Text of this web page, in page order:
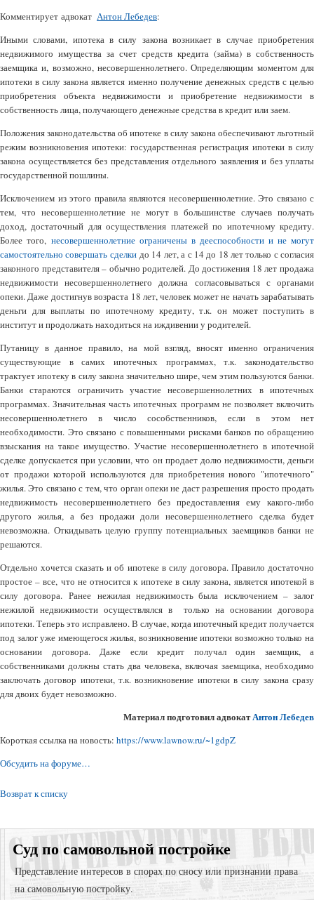
Комментирует адвокат Антон Лебедев:
Иными словами, ипотека в силу закона возникает в случае приобретения
недвижимого имущества за счет средств кредита (займа) в собственность
заемщика и, возможно, несовершеннолетнего. Определяющим моментом для
ипотеки в силу закона является именно получение денежных средств с целью
приобретения объекта недвижимости и приобретение недвижимости в
собственность лица, получающего денежные средства в кредит или заем.
Положения законодательства об ипотеке в силу закона обеспечивают льготный
режим возникновения ипотеки: государственная регистрация ипотеки в силу
закона осуществляется без представления отдельного заявления и без уплаты
государственной пошлины.
Исключением из этого правила являются несовершеннолетние. Это связано с
тем, что несовершеннолетние не могут в большинстве случаев получать
доход, достаточный для осуществления платежей по ипотечному кредиту.
Более того, несовершеннолетние ограничены в дееспособности и не могут
самостоятельно совершать сделкидо 14 лет, а с 14 до 18 лет только с согласия
законного представителя – обычно родителей. До достижения 18 лет продажа
недвижимости несовершеннолетнего должна согласовываться с органами
опеки. Даже достигнув возраста 18 лет, человек может не начать зарабатывать
деньги для выплаты по ипотечному кредиту, т.к. он может поступить в
институт и продолжать находиться на иждивении у родителей.
Путаницу в данное правило, на мой взгляд, вносят именно ограничения
существующие в самих ипотечных программах, т.к. законодательство
трактует ипотеку в силу закона значительно шире, чем этим пользуются банки.
Банки стараются ограничить участие несовершеннолетних в ипотечных
программах. Значительная часть ипотечных программ не позволяет включить
несовершеннолетнего в число сособственников, если в этом нет
необходимости. Это связано с повышенными рисками банков по обращению
взыскания на такое имущество. Участие несовершеннолетнего в ипотечной
сделке допускается при условии, что он продает долю недвижимости, деньги
от продажи которой используются для приобретения нового "ипотечного"
жилья. Это связано с тем, что орган опеки не даст разрешения просто продать
недвижимость несовершеннолетнего без предоставления ему какого-либо
другого жилья, а без продажи доли несовершеннолетнего сделка будет
невозможна. Откидывать целую группу потенциальных заемщиков банки не
решаются.
Отдельно хочется сказать и об ипотеке в силу договора. Правило достаточно
простое – все, что не относится к ипотеке в силу закона, является ипотекой в
силу договора. Ранее нежилая недвижимость была исключением – залог
нежилой недвижимости осуществлялся в только на основании договора
ипотеки. Теперь это исправлено. В случае, когда ипотечный кредит получается
под залог уже имеющегося жилья, возникновение ипотеки возможно только на
основании договора. Даже если кредит получал один заемщик, а
собственниками должны стать два человека, включая заемщика, необходимо
заключать договор ипотеки, т.к. возникновение ипотеки в силу закона сразу
для двоих будет невозможно.
Материал подготовил адвокатАнтон Лебедев
Короткая ссылка на новость: https://www.lawnow.ru/~1gdpZ
Обсудить на форуме…
Возврат к списку
Суд по самовольной постройке
Представление интересов в спорах по сносу или признании права
на самовольную постройку.